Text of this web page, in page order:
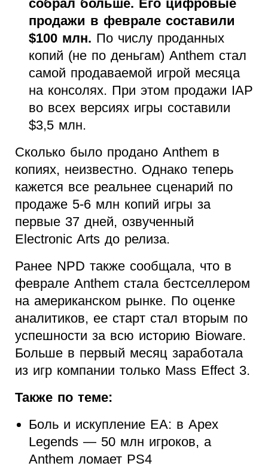
собрал больше. Его цифровые
продажи в феврале составили
$100 млн. По числу проданных
копий (не по деньгам) Anthem стал
самой продаваемой игрой месяца
на консолях. При этом продажи IAP
во всех версиях игры составили
$3,5 млн.
Сколько было продано Anthem в
копиях, неизвестно. Однако теперь
кажется все реальнее сценарий по
продаже 5-6 млн копий игры за
первые 37 дней, озвученный
Electronic Arts до релиза.
Ранее NPD также сообщала, что в
феврале Anthem стала бестселлером
на американском рынке. По оценке
аналитиков, ее старт стал вторым по
успешности за всю историю Bioware.
Больше в первый месяц заработала
из игр компании только Mass Effect 3.
Также по теме:
Боль и искупление EA: в Apex
Legends — 50 млн игроков, а
Anthem ломает PS4